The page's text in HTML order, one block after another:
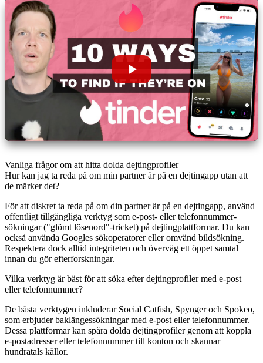
Vanliga frågor om att hitta dolda dejtingprofiler
Hur kan jag ta reda på om min partner är på en dejtingapp utan att
de märker det?
För att diskret ta reda på om din partner är på en dejtingapp, använd
offentligt tillgängliga verktyg som e-post- eller telefonnummer-
sökningar ("glömt lösenord"-tricket) på dejtingplattformar. Du kan
också använda Googles sökoperatorer eller omvänd bildsökning.
Respektera dock alltid integriteten och överväg ett öppet samtal
innan du gör efterforskningar.
Vilka verktyg är bäst för att söka efter dejtingprofiler med e-post
eller telefonnummer?
De bästa verktygen inkluderar Social Catfish, Spyngeroch Spokeo,
som erbjuder baklängessökningar med e-post eller telefonnummer.
Dessa plattformar kan spåra dolda dejtingprofiler genom att koppla
e-postadresser eller telefonnummer till konton och skannar
hundratals källor.